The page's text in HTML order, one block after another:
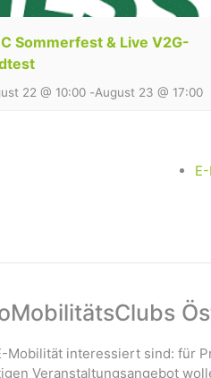
Sommerfest & Live V2G-
22 @ 10:00 -August 23 @ 17:00
Mobilität interessiert sind: für
Veranstaltungsangebot